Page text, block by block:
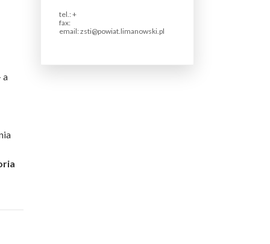
a
tel.: +
fax:
email: zsti@powiat.limanowski.pl